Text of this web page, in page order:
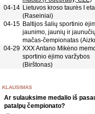
04-14 Lietuvos kroso taurės I
(Raseiniai)
04-15 Baltijos šalių sportinio
jaunimo, jaunių ir jaunučių
mačas-čempionatas
04-29 XXX Antano Mikėno
sportinio ėjimo varžybos
(Birštonas)
KLAUSIMAS
Ar sulauksime medalio iš
patalpų čempionato?